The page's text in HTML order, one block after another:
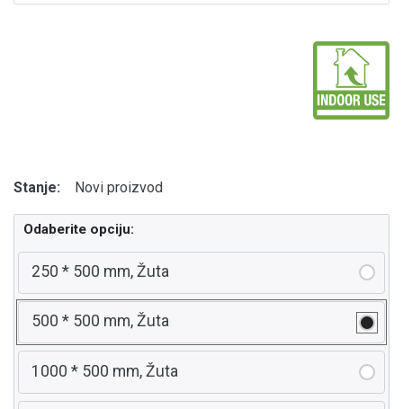
Stanje: Novi proizvod
Odaberite opciju:
250 * 500 mm, Žuta
500 * 500 mm, Žuta
1000 * 500 mm, Žuta